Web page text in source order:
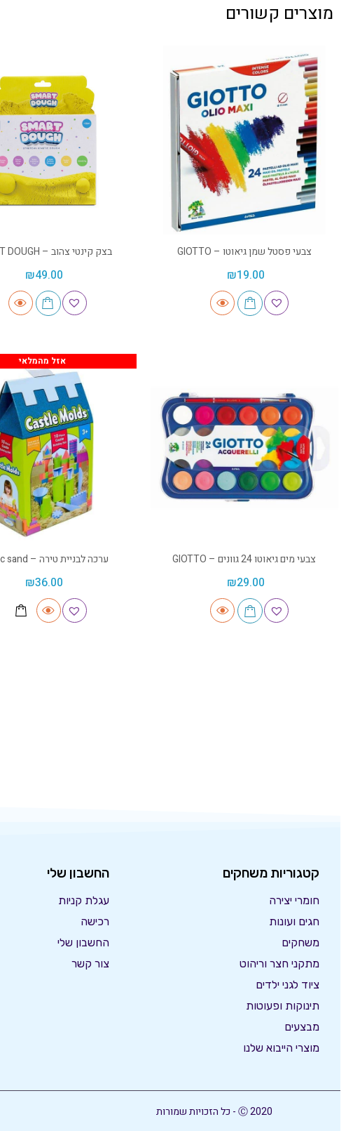
מוצרים קשורים
צבעי פסטל שמן גיאוטו – GIOTTO
₪19.00
בצק קינטי צהוב – SMART DOUGH
₪49.00
צבעי מים גיאוטו 24 גוונים – GIOTTO
₪29.00
אזל מהמלאי
ערכה לבניית טירה – Kinetic sand
₪36.00
קטגוריות משחקים
חומרי יצירה
חגים ועונות
משחקים
מתקני חצר וריהוט
ציוד לגני ילדים
תינוקות ופעוטות
מבצעים
מוצרי הייבוא שלנו
החשבון שלי
עגלת קניות
רכישה
החשבון שלי
צור קשר
Ⓒ 2020 - כל הזכויות שמורות